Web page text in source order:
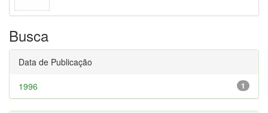
Busca
Data de Publicação
1
1996